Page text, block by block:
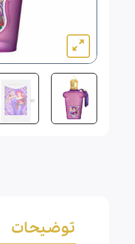
توضیحات